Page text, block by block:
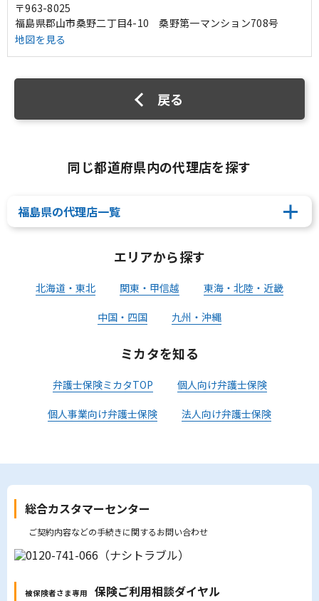
〒963-8025
福島県郡山市桑野二丁目4-10 桑野第一マンション708号
地図を見る
戻る
同じ都道府県内の代理店を探す
福島県の代理店一覧
エリアから探す
北海道・東北 関東・甲信越 東海・北陸・近畿
中国・四国 九州・沖縄
ミカタを知る
弁護士保険ミカタTOP 個人向け弁護士保険
個人事業向け弁護士保険 法人向け弁護士保険
総合カスタマーセンター
ご契約内容などの手続きに関するお問い合わせ
被保険者さま専用 保険ご利用相談ダイヤル